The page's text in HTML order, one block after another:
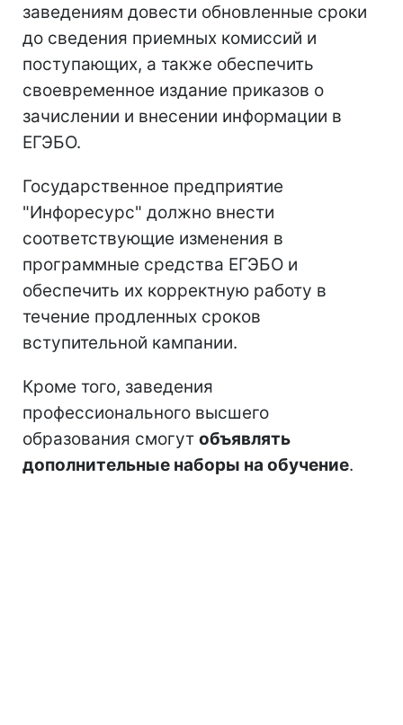
заведениям довести обновленные сроки
до сведения приемных комиссий и
поступающих, а также обеспечить
своевременное издание приказов о
зачислении и внесении информации в
ЕГЭБО.
Государственное предприятие
"Инфоресурс" должно внести
соответствующие изменения в
программные средства ЕГЭБО и
обеспечить их корректную работу в
течение продленных сроков
вступительной кампании.
Кроме того, заведения
профессионального высшего
образования смогут объявлять
дополнительные наборы на обучение.